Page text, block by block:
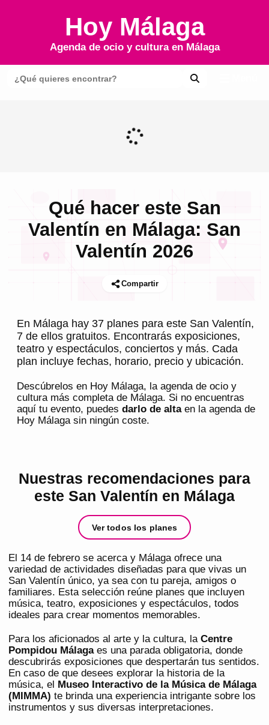
Hoy Málaga
Agenda de ocio y cultura en Málaga
Qué hacer este San
Valentín en Málaga: San
Valentín 2026
Compartir
En Málaga hay 37 planes para este San Valentín,
7 de ellos gratuitos. Encontrarás exposiciones,
teatro y espectáculos, conciertos y más. Cada
plan incluye fechas, horario, precio y ubicación.
Descúbrelos en Hoy Málaga, la agenda de ocio y
cultura más completa de Málaga. Si no encuentras
aquí tu evento, puedes darlo de altaen la agenda de
Hoy Málagasin ningún coste.
Nuestras recomendaciones para
este San Valentín en Málaga
Ver todos los planes
El 14 de febrero se acerca y Málaga ofrece una
variedad de actividades diseñadas para que vivas un
San Valentín único, ya sea con tu pareja, amigos o
familiares. Esta selección reúne planes que incluyen
música, teatro, exposiciones y espectáculos, todos
ideales para crear momentos memorables.
Para los aficionados al arte y la cultura, la Centre
Pompidou Málagaes una parada obligatoria, donde
descubrirás exposiciones que despertarán tus sentidos.
En caso de que desees explorar la historia de la
música, el Museo Interactivo de la Música de Málaga
(MIMMA) te brinda una experiencia intrigante sobre los
instrumentos y sus diversas interpretaciones.